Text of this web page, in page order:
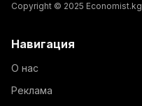
Copyright © 2025 Economist.kg
Навигация
О нас
Реклама